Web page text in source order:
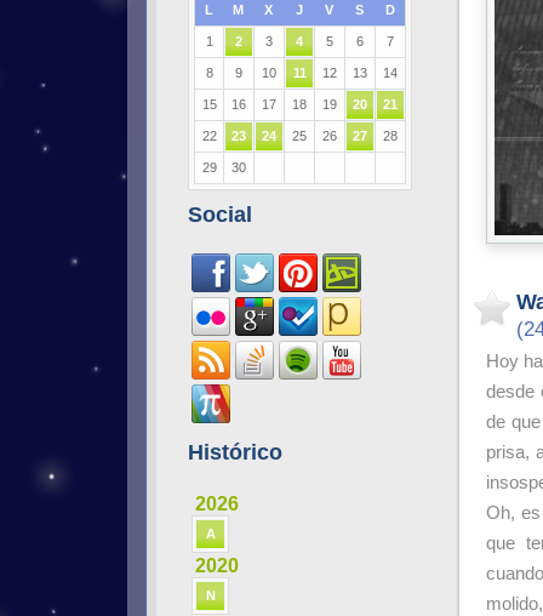
L M X J V S D
1 2 3 4 5 6 7
8 9 10 11 12 13 14
15 16 17 18 19 20 21
22 23 24 25 26 27 28
29 30
Social
Histórico
2026
A
2020
N
Hoy
desde
de
prisa,
Oh,
que